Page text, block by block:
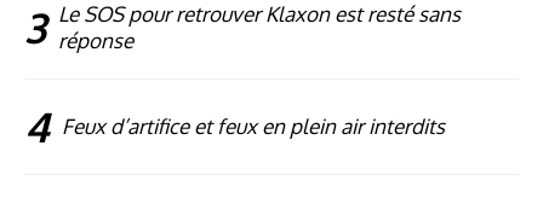
3 Le SOS pour retrouver Klaxon est resté sans
réponse
4 Feux d’artifice et feux en plein air interdits